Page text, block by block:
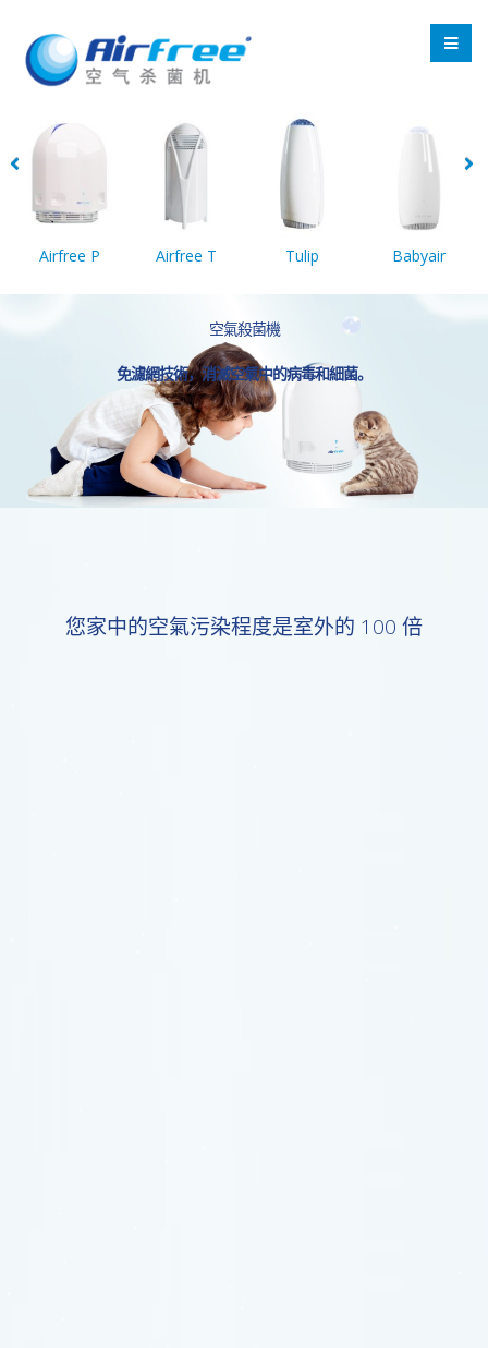
Airfree P Airfree T Tulip Babyair
空氣殺菌機
免濾網技術，消滅空氣中的病毒和細菌。
您家中的空氣污染程度是室外的 100 倍